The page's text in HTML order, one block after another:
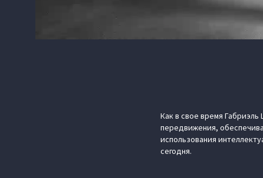
Как в свое время
передвижения,
использования
сегодня.